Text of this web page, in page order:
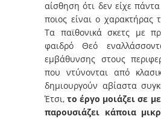
αίσθηση ότι δεν είχε
ποιος είναι ο χαρακτήρας
Τα παϊθονικά σκετς με
φαιδρό Θεό
εμβάθυνσης στους
που ντύνονται από
δημιουργούν αβίαστα
Έτσι,το έργο μοιάζει σε
παρουσιάζει κάποια